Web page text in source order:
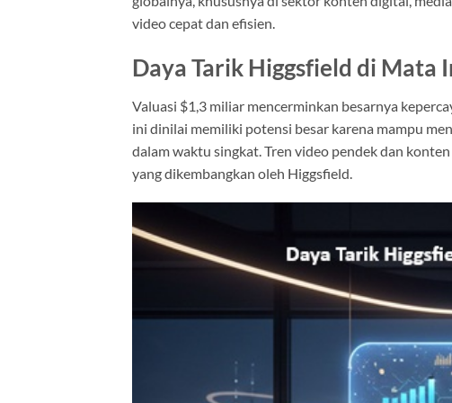
video cepat dan efisien.
Daya Tarik Higgsfield di Mata
Valuasi $1,3 miliar mencerminkan besarnya
ini dinilai memiliki potensi besar karena mampu
dalam waktu singkat. Tren video pendek dan
yang dikembangkan oleh Higgsfield.